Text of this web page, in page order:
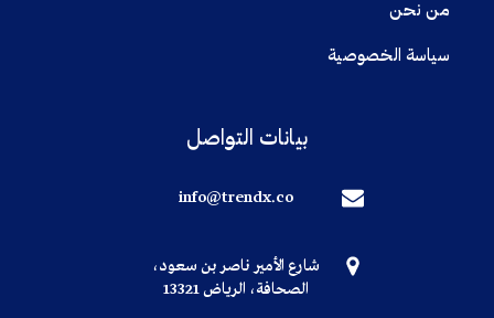
من نحن
سياسة الخصوصية
بيانات التواصل
info@trendx.co
شارع الأمير ناصر بن سعود،
الصحافة، الرياض 13321